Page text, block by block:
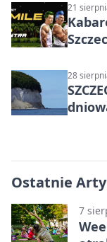
21
28
Ostatnie
7